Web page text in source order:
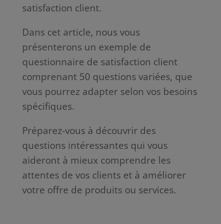
satisfaction client.
Dans cet article, nous vous
présenterons un exemple de
questionnaire de satisfaction client
comprenant 50 questions variées, que
vous pourrez adapter selon vos besoins
spécifiques.
Préparez-vous à découvrir des
questions intéressantes qui vous
aideront à mieux comprendre les
attentes de vos clients et à améliorer
votre offre de produits ou services.